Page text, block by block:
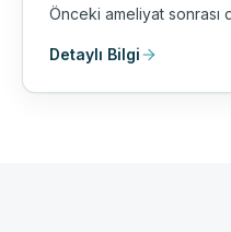
Önceki ameliyat sonrası
Detaylı Bilgi